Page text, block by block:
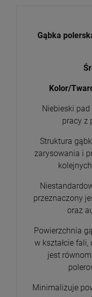
Gąbka
Kolor/
Niebieski
pracy z
Struktura
zarysowania i
przeznaczony
oraz
Powierzchnia
w kształcie
jest
Minimalizuje